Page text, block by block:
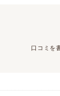
口コミを